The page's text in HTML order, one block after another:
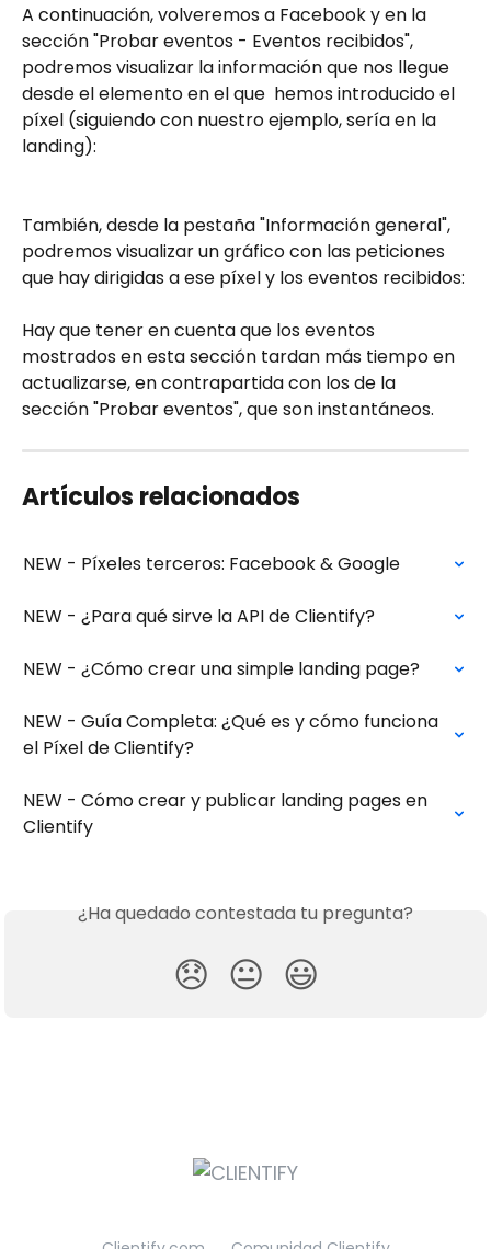
A continuación, volveremos a Facebook y en la
sección "Probar eventos - Eventos recibidos",
podremos visualizar la información que nos llegue
desde el elemento en el que  hemos introducido el
píxel (siguiendo con nuestro ejemplo, sería en la
landing):
También, desde la pestaña "Información general",
podremos visualizar un gráfico con las peticiones
que hay dirigidas a ese píxel y los eventos recibidos:
Hay que tener en cuenta que los eventos
mostrados en esta sección tardan más tiempo en
actualizarse, en contrapartida con los de la
sección "Probar eventos", que son instantáneos.
Artículos relacionados
NEW - Píxeles terceros: Facebook & Google
NEW - ¿Para qué sirve la API de Clientify?
NEW - ¿Cómo crear una simple landing page?
NEW - Guía Completa: ¿Qué es y cómo funciona
el Píxel de Clientify?
NEW - Cómo crear y publicar landing pages en
Clientify
¿Ha quedado contestada tu pregunta?
😞 😐 😃